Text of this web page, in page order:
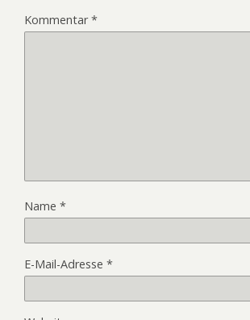
Kommentar*
Name *
E-Mail-Adresse *